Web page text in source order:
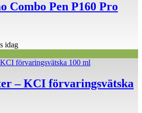
Combo Pen P160 Pro
idag
– KCI förvaringsvätska